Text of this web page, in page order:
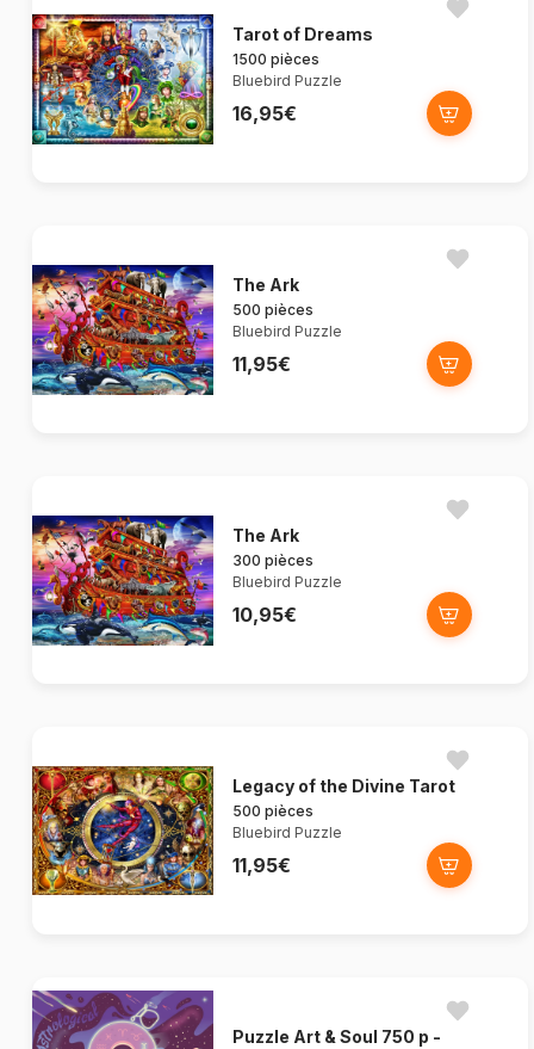
Tarot of Dreams
1500 pièces
Bluebird Puzzle
16,95€
The Ark
500 pièces
Bluebird Puzzle
11,95€
The Ark
300 pièces
Bluebird Puzzle
10,95€
Legacy of the Divine Tarot
500 pièces
Bluebird Puzzle
11,95€
Puzzle Art & Soul 750 p -